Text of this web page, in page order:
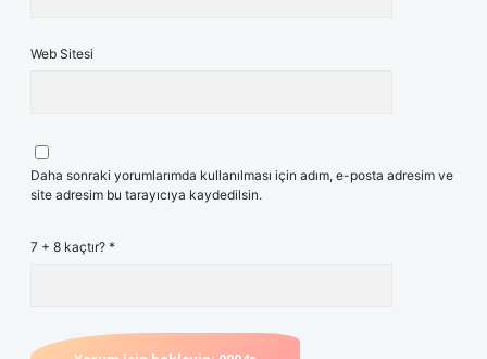
Web Sitesi
Daha sonraki yorumlarımda kullanılması için adım, e-posta adresim ve
site adresim bu tarayıcıya kaydedilsin.
7 + 8 kaçtır? *